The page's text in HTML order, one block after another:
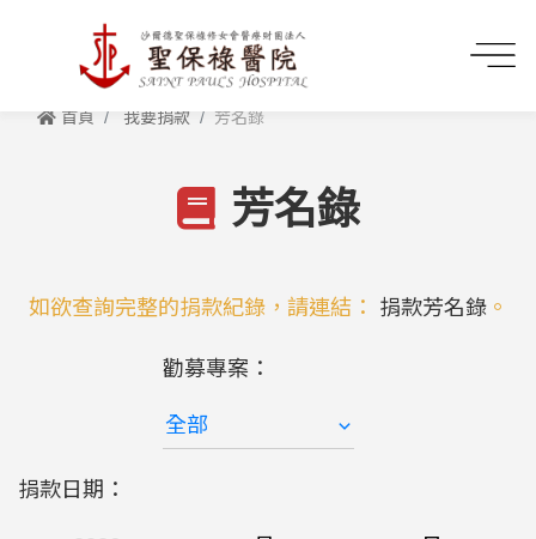
首頁 我要捐款 芳名錄
芳名錄
如欲查詢完整的捐款紀錄，請連結： 捐款芳名錄。
勸募專案：
捐款日期：